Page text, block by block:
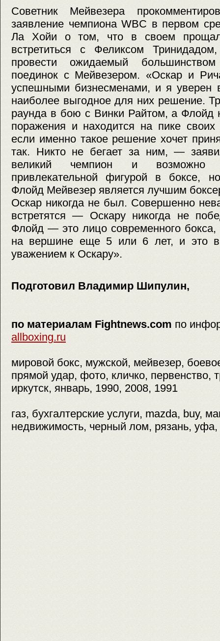
Советник Мейвезера
заявление чемпиона WBC в первом
Ла Хойи о том, что в своем
встретиться с Феликсом
провести ожидаемый
поединок с Мейвезером. «Оскар и
успешными бизнесменами, и я уверен
наиболее выгодное для них решение.
раунда в бою с Винки Райтом, а Флойд
поражения и находится на пике своих
если именно такое решение хочет
так. Никто не бегает за ним, —
великий чемпион и возможно
привлекательной фигурой в боксе,
Флойд Мейвезер является лучшим
Оскар никогда не был. Совершенно
встретятся — Оскару никогда не
Флойд — это лицо современного бокса,
на вершине еще 5 или 6 лет, и это
уважением к Оскару».
Подготовил Владимир Шипулин,
по материалам Fightnews.com по
allboxing.ru
мировой бокс, мужской, мейвезер,
прямой удар, фото, кличко, первенство,
иркутск, январь, 1990, 2008, 1991
газ, бухгалтерские услуги, mazda, buy,
недвижимость, черный лом, рязань,